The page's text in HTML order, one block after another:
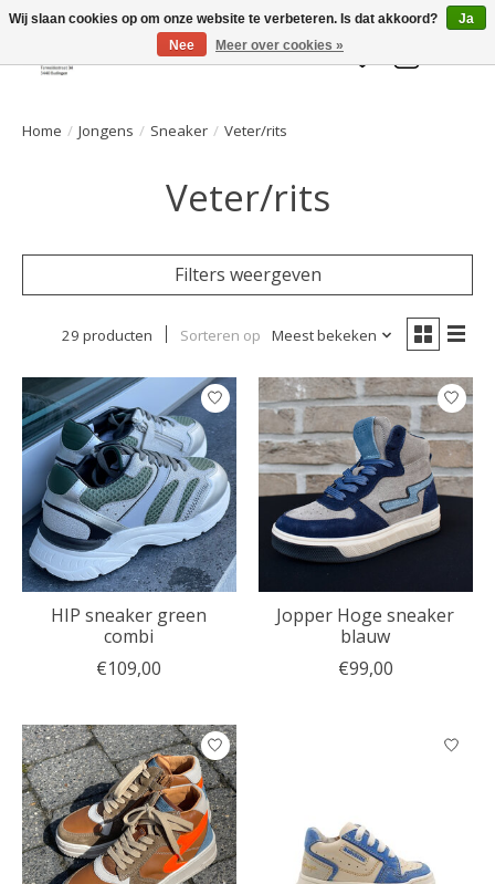
Welkom bij de Gelaarsde KAT
Verlanglijst
Home / Jongens / Sneaker / Veter/rits
Veter/rits
Filters weergeven
29 producten Sorteren op Meest bekeken
HIP sneaker green
combi
€109,00
Jopper Hoge sneaker
blauw
€99,00
Wij slaan cookies op om onze website te verbeteren. Is dat akkoord?
Ja
Nee
Meer over cookies »